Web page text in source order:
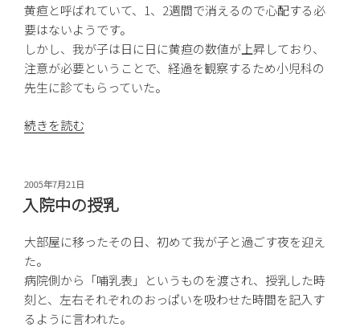
黄疸と呼ばれていて、1、2週間で消えるので心配する必
要はないようです。
しかし、我が子は日に日に黄疸の数値が上昇しており、
注意が必要ということで、経過を観察するため小児科の
先生に診てもらっていた。
“赤
ん
の
疸
(お
う
だ
ん)”
続きを読む
投
稿
日:
2005年7月21日
入院中の授乳
大部屋に移ったその日、初めて我が子と過ごす夜を迎え
た。
病院側から「哺乳表」というものを渡され、授乳した時
刻と、左右それぞれのおっぱいを吸わせた時間を記入す
るように言われた。